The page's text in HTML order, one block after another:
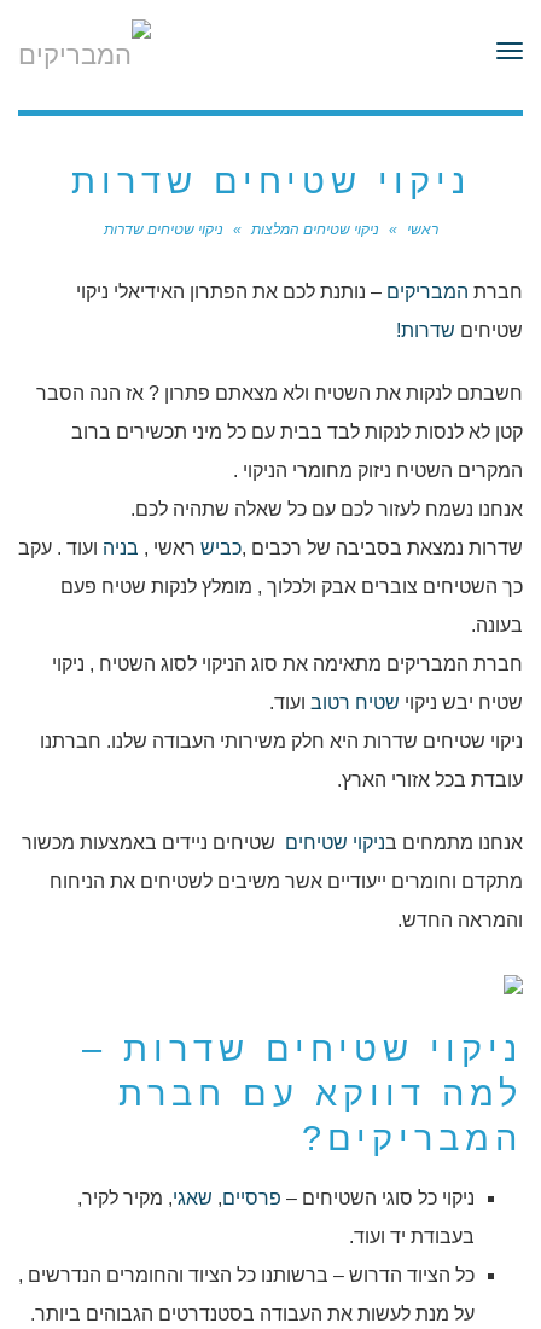
תפריט
ניקוי שטיחים שדרות
ראשי » ניקוי שטיחים המלצות » ניקוי שטיחים שדרות
חברת המבריקים – נותנת לכם את הפתרון האידיאלי ניקוי
שטיחים שדרות!
חשבתם לנקות את השטיח ולא מצאתם פתרון ? אז הנה הסבר
קטן לא לנסות לנקות לבד בבית עם כל מיני תכשירים ברוב
המקרים השטיח ניזוק מחומרי הניקוי .
אנחנו נשמח לעזור לכם עם כל שאלה שתהיה לכם.
שדרות נמצאת בסביבה של רכבים ,כביש ראשי , בניה ועוד . עקב
כך השטיחים צוברים אבק ולכלוך , מומלץ לנקות שטיח פעם
בעונה.
חברת המבריקים מתאימה את סוג הניקוי לסוג השטיח , ניקוי
שטיח יבש ניקוי שטיח רטוב ועוד.
ניקוי שטיחים שדרות היא חלק משירותי העבודה שלנו. חברתנו
עובדת בכל אזורי הארץ.
אנחנו מתמחים בניקוי שטיחים שטיחים ניידים באמצעות מכשור
מתקדם וחומרים ייעודיים אשר משיבים לשטיחים את הניחוח
והמראה החדש.
ניקוי שטיחים שדרות –
למה דווקא עם חברת
המבריקים?
ניקוי כל סוגי השטיחים – פרסיים, שאגי, מקיר לקיר,
בעבודת יד ועוד.
כל הציוד הדרוש – ברשותנו כל הציוד והחומרים הנדרשים ,
על מנת לעשות את העבודה בסטנדרטים הגבוהים ביותר.